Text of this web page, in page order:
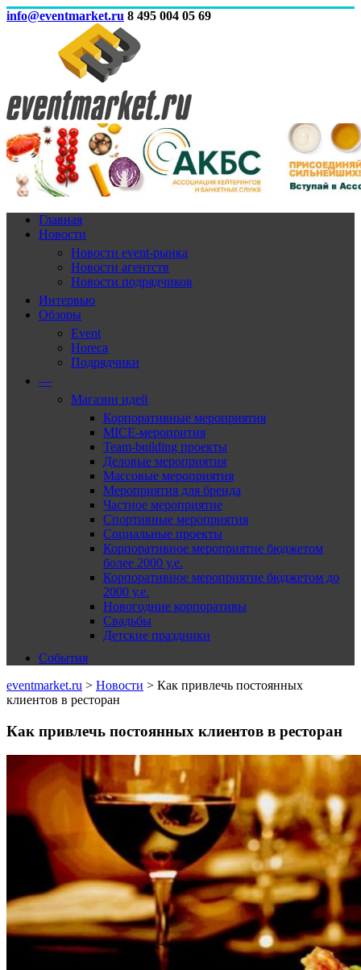
info@eventmarket.ru 8 495 004 05 69
Главная
Новости
Новости event-рынка
Новости агентств
Новости подрядчиков
Интервью
Обзоры
Event
Horeca
Подрядчики
—
Магазин идей
Корпоративные мероприятия
MICE-меропрития
Team-building проекты
Деловые мероприятия
Массовые мероприятия
Мероприятия для бренда
Частное мероприятие
Спортивные мероприятия
Социальные проекты
Корпоративное мероприятие бюджетом
более 2000 у.е.
Корпоративное мероприятие бюджетом до
2000 у.е.
Новогодние корпоративы
Свадьбы
Детские праздники
События
eventmarket.ru > Новости > Как привлечь постоянных
клиентов в ресторан
Как привлечь постоянных клиентов в ресторан